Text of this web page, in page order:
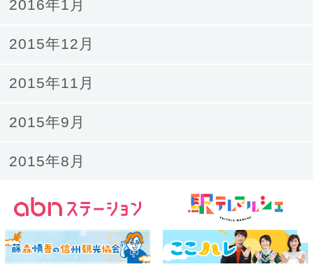
2016年1月
2015年12月
2015年11月
2015年9月
2015年8月